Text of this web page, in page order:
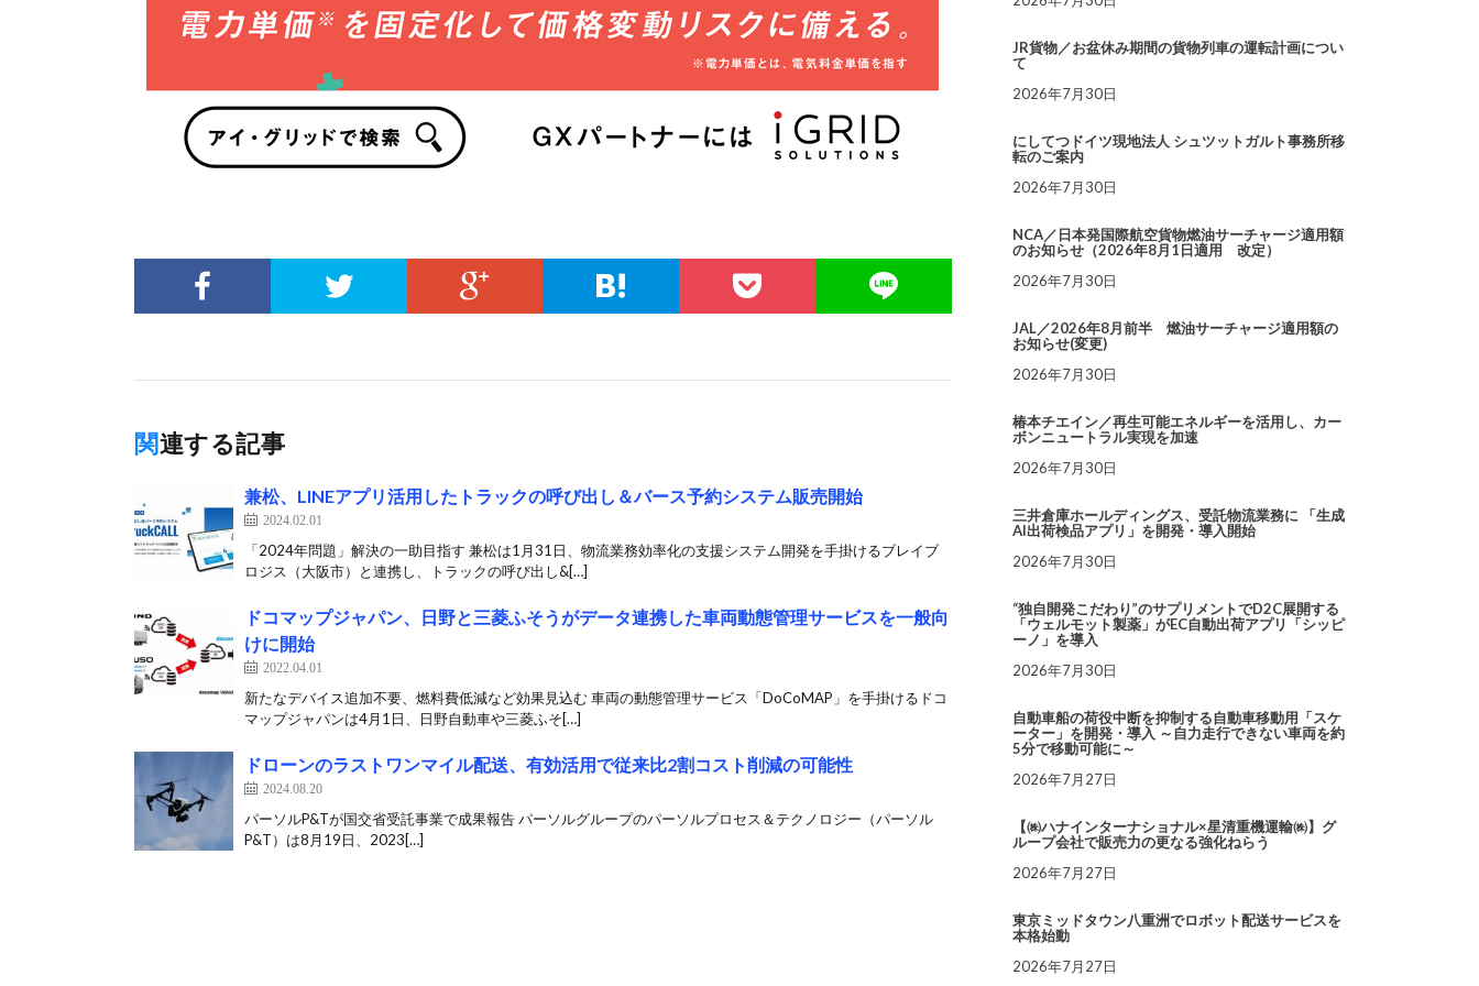
関連する記事
兼松、LINEアプリ活用したトラックの呼び出し＆バース予約システム販売開始
2024.02.01
「2024年問題」解決の一助目指す 兼松は1月31日、物流業務効率化の支援システム開発を手掛けるブレイブ
ロジス（大阪市）と連携し、トラックの呼び出し&[…]
ドコマップジャパン、日野と三菱ふそうがデータ連携した車両動態管理サービスを一般向
けに開始
2022.04.01
新たなデバイス追加不要、燃料費低減など効果見込む 車両の動態管理サービス「DoCoMAP」を手掛けるドコ
マップジャパンは4月1日、日野自動車や三菱ふそ[…]
ドローンのラストワンマイル配送、有効活用で従来比2割コスト削減の可能性
2024.08.20
パーソルP&Tが国交省受託事業で成果報告 パーソルグループのパーソルプロセス＆テクノロジー（パーソル
P&T）は8月19日、2023[…]
JR貨物／お盆休み期間の貨物列車の運転計画につい
て
2026年7月30日
にしてつドイツ現地法人 シュツットガルト事務所移
転のご案内
2026年7月30日
NCA／日本発国際航空貨物燃油サーチャージ適用額
のお知らせ（2026年8月1日適用 改定）
2026年7月30日
JAL／2026年8月前半 燃油サーチャージ適用額の
お知らせ(変更)
2026年7月30日
椿本チエイン／再生可能エネルギーを活用し、カー
ボンニュートラル実現を加速
2026年7月30日
三井倉庫ホールディングス、受託物流業務に 「生成
AI出荷検品アプリ」を開発・導入開始
2026年7月30日
“独自開発こだわり”のサプリメントでD2C展開する
「ウェルモット製薬」がEC自動出荷アプリ「シッピ
ーノ」を導入
2026年7月30日
自動車船の荷役中断を抑制する自動車移動用「スケ
ーター」を開発・導入 ～自力走行できない車両を約
5分で移動可能に～
2026年7月27日
【㈱ハナインターナショナル×星清重機運輸㈱】グ
ループ会社で販売力の更なる強化ねらう
2026年7月27日
東京ミッドタウン八重洲でロボット配送サービスを
本格始動
2026年7月27日